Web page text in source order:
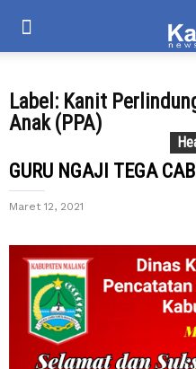
Label: Kanit
Anak (PPA)
GURU NGAJI TEGA
Maret 12, 2021